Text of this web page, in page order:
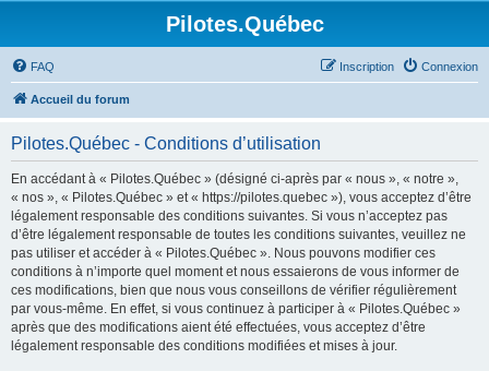
Pilotes.Québec
FAQ Connexion
Inscription
Accueil du forum
Pilotes.Québec - Conditions d’utilisation
En accédant à « Pilotes.Québec » (désigné ci-après par « nous », « notre »,
« nos », « Pilotes.Québec » et « https://pilotes.quebec »), vous acceptez d’être
légalement responsable des conditions suivantes. Si vous n’acceptez pas
d’être légalement responsable de toutes les conditions suivantes, veuillez ne
pas utiliser et accéder à « Pilotes.Québec ». Nous pouvons modifier ces
conditions à n’importe quel moment et nous essaierons de vous informer de
ces modifications, bien que nous vous conseillons de vérifier régulièrement
par vous-même. En effet, si vous continuez à participer à « Pilotes.Québec »
après que des modifications aient été effectuées, vous acceptez d’être
légalement responsable des conditions modifiées et mises à jour.